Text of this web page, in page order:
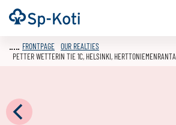
Go
to
Frontpage
FRONTPAGE OUR REALTIES
PETTER WETTERIN TIE 1C, HELSINKI, HERTTONIEMENRANTA